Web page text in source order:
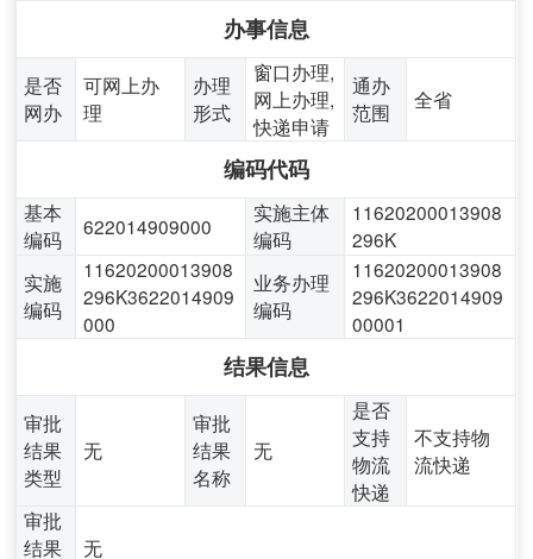
办事信息
是否
网办
可网上办
理
办理
形式
窗口办理,
网上办理,
快递申请
通办
范围
全省
编码代码
基本
编码
622014909000
实施主体
编码
11620200013908
296K
实施
编码
11620200013908
296K3622014909
000
业务办理
编码
11620200013908
296K3622014909
00001
结果信息
审批
结果
类型
无
审批
结果
名称
无
是否
支持
物流
快递
不支持物
流快递
审批
结果
无